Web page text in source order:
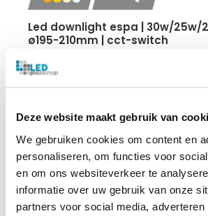
Deze website maakt gebruik van
We gebruiken cookies om content en
personaliseren, om functies voor
en om ons websiteverkeer te
informatie over uw gebruik van onze
partners voor social media,
led downlight espa | 30w/25w/20w/15w |
ø195-210mm | cct-switch
110 lumen per watt
5 jaar garantie